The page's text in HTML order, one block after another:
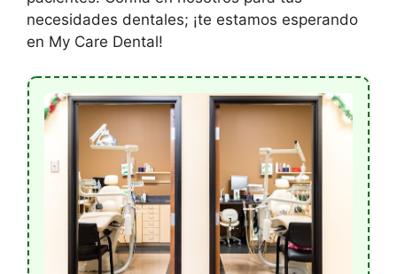
necesidades dentales; ¡te estamos esperando
en My Care Dental!